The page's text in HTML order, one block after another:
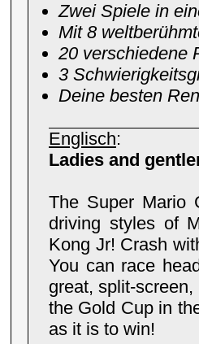
Zwei Spiele in
Mit 8
20 verschiedene
3
Deine besten
Englisch:
Ladies and
The Super Mario
driving styles of
Kong Jr! Crash
You can race
great, split-
the Gold Cup in
as it is to win!